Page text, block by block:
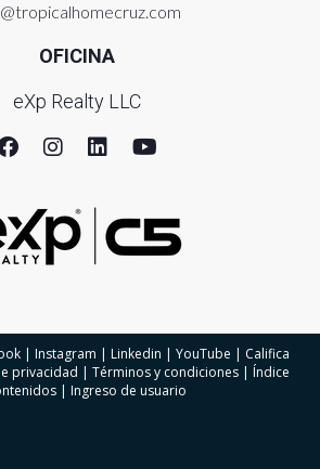
OFICINA
eXp Realty LLC
| Instagram | Linkedin | YouTube | Califica
privacidad | Términos y condiciones | Índice
| Ingreso de usuario